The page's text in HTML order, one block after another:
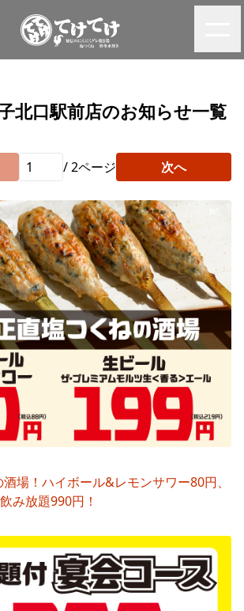
北口駅前店のお知らせ一覧
/2ページ 次へ
場！ハイボール&レモンサワー80円、
み放題990円！